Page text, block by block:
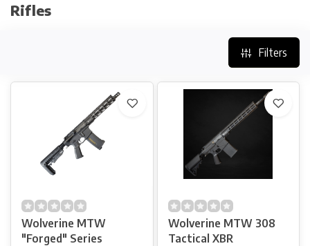
Rifles
Filters
Wolverine MTW
"Forged" Series
Wolverine MTW 308
Tactical XBR